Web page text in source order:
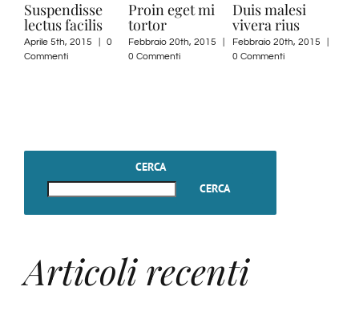
Suspendisse
lectus facilis
Aprile 5th, 2015
0
Commenti
Proin eget mi
tortor
Febbraio 20th, 2015
0 Commenti
Duis malesi
vivera rius
Febbraio 20th, 2015
0 Commenti
CERCA
CERCA
Articoli recenti